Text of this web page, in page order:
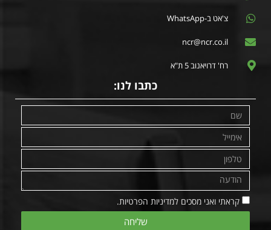
צ'אט ב-WhatsApp
ncr@ncr.co.il
רח' דרויאנוב 5 ת"א
כתבו לנו:
קראתי ואני מסכים למדיניות הפרטיות.
שליחה